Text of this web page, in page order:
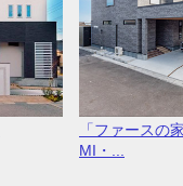
「ファースの
MI・...